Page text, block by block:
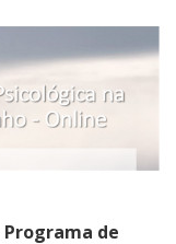
Programa de